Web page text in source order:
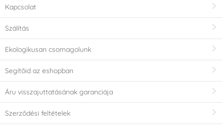
Kapcsolat
Szálítás
Ekologikusan csomagolunk
Segítőid az eshopban
Áru visszajuttatásának garanciája
Szerződési feltételek